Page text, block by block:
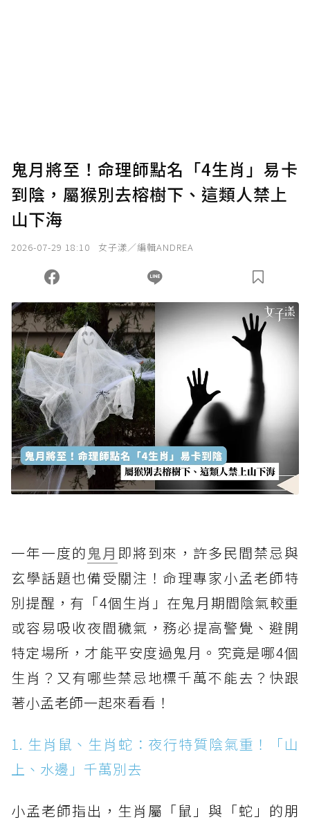
確認送出
您當前剩餘 U 利點數：0點；前往 購買點數
鬼月將至！命理師點名「4生肖」易卡
到陰，屬猴別去榕樹下、這類人禁上
山下海
2026-07-29 18:10 女子漾／編輯ANDREA
一年一度的 鬼月 即將到來，許多民間禁忌與
玄學話題也備受關注！命理專家小孟老師特
別提醒，有「4個生肖」在鬼月期間陰氣較重
或容易吸收夜間穢氣，務必提高警覺、避開
特定場所，才能平安度過鬼月。究竟是哪4個
生肖？又有哪些禁忌地標千萬不能去？快跟
著小孟老師一起來看看！
1. 生肖鼠、生肖蛇：夜行特質陰氣重！「山
上、水邊」千萬別去
小孟老師指出，生肖屬「鼠」與「蛇」的朋